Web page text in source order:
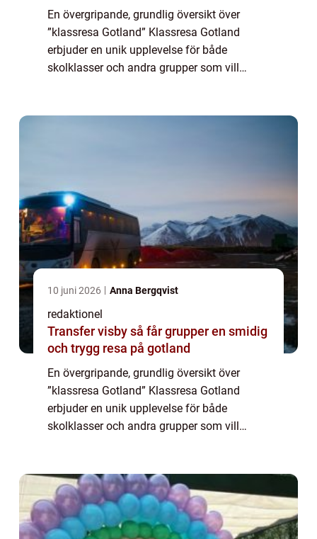
En övergripande, grundlig översikt över
”klassresa Gotland” Klassresa Gotland
erbjuder en unik upplevelse för både
skolklasser och andra grupper som vill
10 juni 2026 Anna Bergqvist
redaktionel
Transfer visby så får grupper en smidig
och trygg resa på gotland
En övergripande, grundlig översikt över
”klassresa Gotland” Klassresa Gotland
erbjuder en unik upplevelse för både
skolklasser och andra grupper som vill